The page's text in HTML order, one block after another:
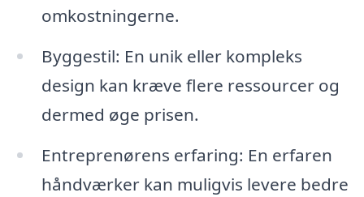
omkostningerne.
Byggestil: En unik eller kompleks
design kan kræve flere ressourcer og
dermed øge prisen.
Entreprenørens erfaring: En erfaren
håndværker kan muligvis levere bedre